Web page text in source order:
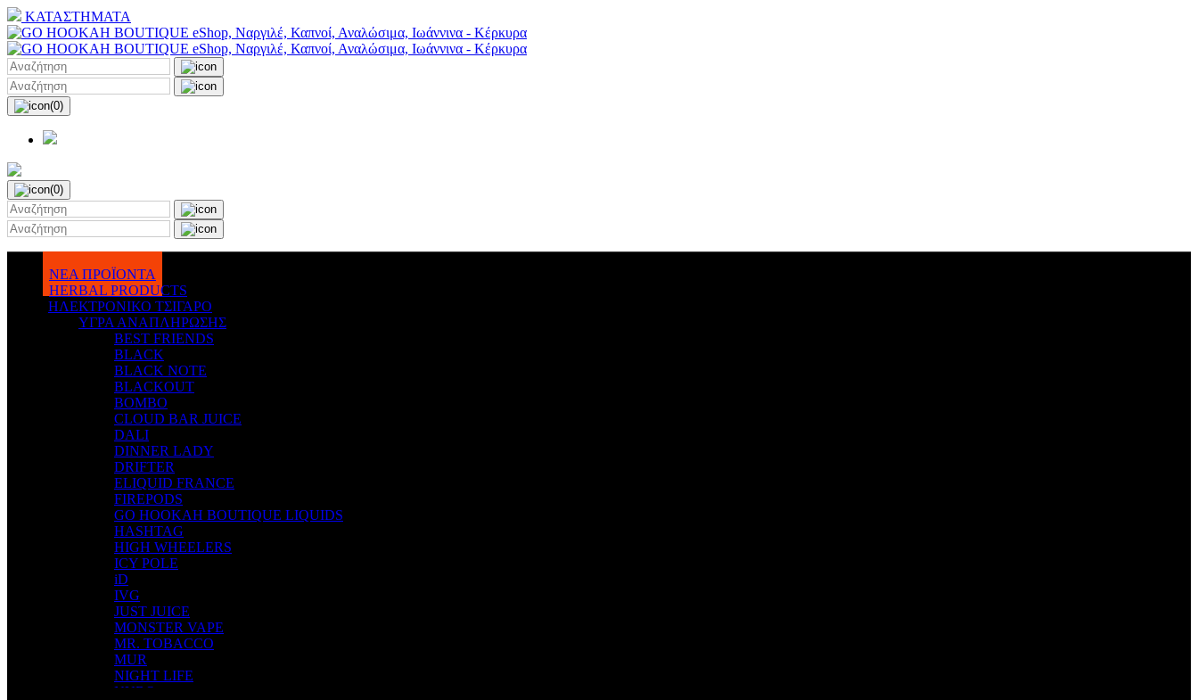
ΚΑΤΑΣΤΗΜΑΤΑ
(0)
(0)
ΝΕΑ ΠΡΟΪΟΝΤΑ
HERBAL PRODUCTS
ΗΛΕΚΤΡΟΝΙΚΟ ΤΣΙΓΑΡΟ
ΥΓΡΑ ΑΝΑΠΛΗΡΩΣΗΣ
BEST FRIENDS
BLACK
BLACK NOTE
BLACKOUT
BOMBO
CLOUD BAR JUICE
DALI
DINNER LADY
DRIFTER
ELIQUID FRANCE
FIREPODS
GO HOOKAH BOUTIQUE LIQUIDS
HASHTAG
HIGH WHEELERS
ICY POLE
iD
IVG
JUST JUICE
MONSTER VAPE
MR. TOBACCO
MUR
NIGHT LIFE
NUBO